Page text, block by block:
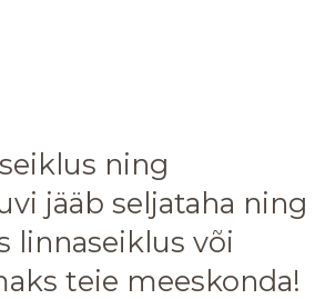
ning
jääb seljataha ning
linnaseiklus või
teie meeskonda!